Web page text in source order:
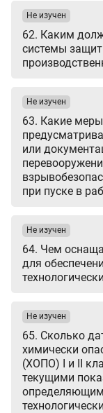
62. Каким
системы
Не изучен
63. Какие
или
при пуске в
Не изучен
64. Чем
для
Не изучен
65. Сколько
химически
(ХОПО) I и II
текущими
Не изучен